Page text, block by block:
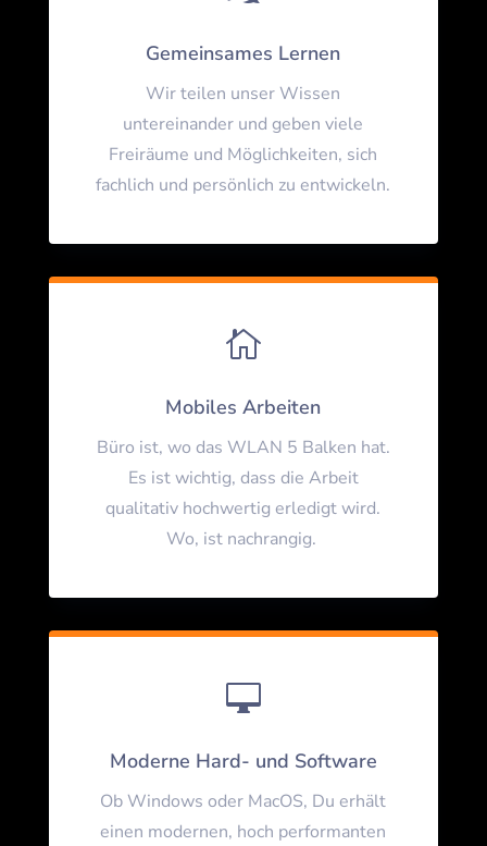
Gemeinsames Lernen
Wir teilen unser Wissen
untereinander und geben viele
Freiräume und Möglichkeiten, sich
fachlich und persönlich zu entwickeln.

Mobiles Arbeiten
Büro ist, wo das WLAN 5 Balken hat.
Es ist wichtig, dass die Arbeit
qualitativ hochwertig erledigt wird.
Wo, ist nachrangig.

Moderne Hard- und Software
Ob Windows oder MacOS, Du erhält
einen modernen, hoch performanten